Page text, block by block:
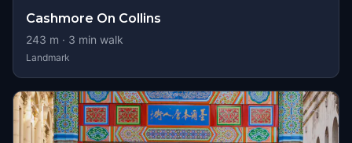
Cashmore On Collins
243 m · 3 min walk
Landmark